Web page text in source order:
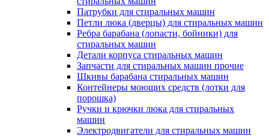
Патрубки для стиральных машин
Петли люка (дверцы) для стиральных машин
Ребра барабана (лопасти, бойники) для
стиральных машин
Детали корпуса стиральных машин
Запчасти для стиральных машин прочие
Шкивы барабана стиральных машин
Контейнеры моющих средств (лотки для
порошка)
Ручки и крючки люка для стиральных
машин
Электродвигатели для стиральных машин